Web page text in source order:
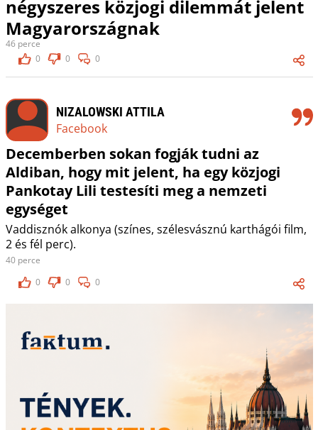
négyszeres közjogi dilemmát jelent
Magyarországnak
46 perce
0
0 0
NIZALOWSKI ATTILA
Facebook
Decemberben sokan fogják tudni az
Aldiban, hogy mit jelent, ha egy közjogi
Pankotay Lili testesíti meg a nemzeti
egységet
Vaddisznók alkonya (színes, szélesvásznú karthágói film,
2 és fél perc).
40 perce
0
0 0